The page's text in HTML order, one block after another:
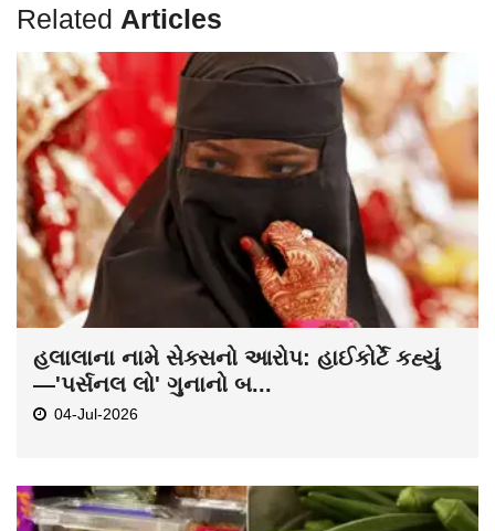
Related Articles
હલાલાના નામે સેક્સનો આરોપ: હાઈકોર્ટે કહ્યું
—'પર્સનલ લો' ગુનાનો બ...
04-Jul-2026